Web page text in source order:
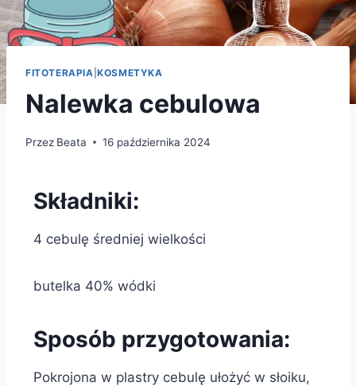
FITOTERAPIA |KOSMETYKA
Nalewka cebulowa
Przez Beata 16 października 2024
Składniki:
4 cebulę średniej wielkości
butelka 40% wódki
Sposób przygotowania:
Pokrojona w plastry cebulę ułożyć w słoiku,